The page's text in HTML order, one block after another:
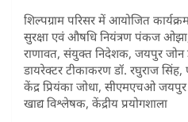
शिल्पग्राम परिसर में आयोजित
सुरक्षा एवं औषधि नियंत्रण पंकज
राणावत, संयुक्त निदेशक, जयपुर जोन
डायरेक्टर टीकाकरण डॉ. रघुराज
केंद्र प्रियंका जोधा, सीएमएचओ
खाद्य विश्लेषक, केंद्रीय प्रयोगशाला